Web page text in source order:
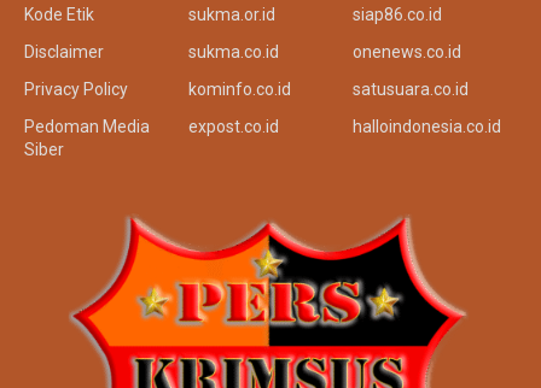
Kode Etik
Disclaimer
Privacy Policy
Pedoman Media
Siber
sukma.or.id
sukma.co.id
kominfo.co.id
expost.co.id
siap86.co.id
onenews.co.id
satusuara.co.id
halloindonesia.co.id